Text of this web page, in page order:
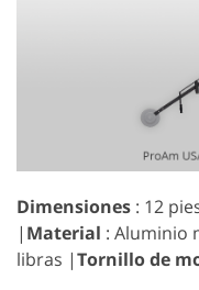
Dimensiones : 12
| Material : Aluminio
libras |Tornillo de